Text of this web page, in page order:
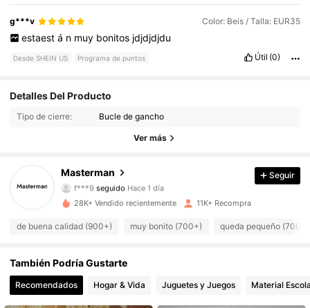
g***v Color: Beis / Talla: EUR35
estaest á n muy bonitos jdjdjdjdu
Desde SHEIN US Programa de puntos Útil (0)
Detalles Del Producto
Tipo de cierre: Bucle de gancho
Ver más
Masterman
4.84 2.7K Seguidores
2.7K Seguidores
f***9seguido
4.84
2.7K Seguidores
4.84 2.7K Seguidores
4.84 2.7K Seguidores
Seguir
28K+ Vendido recientemente 11K+ Recompra
de buena calidad (900+) muy bonito (700+) queda pequeño (700+)
También Podría Gustarte
Recomendados Hogar & Vida Juguetes y Juegos Material